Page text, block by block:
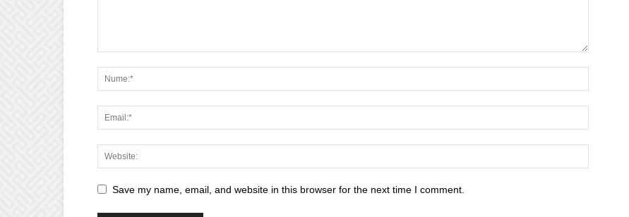
Save my name, email, and website in this browser for the next time I comment.